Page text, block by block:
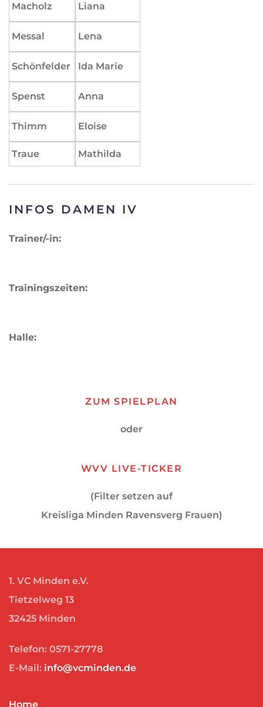
Macholz Liana
Messal Lena
Schönfelder Ida Marie
Spenst Anna
Thimm Eloise
Traue Mathilda
INFOS DAMEN IV
Trainer/-in:
Trainingszeiten:
Halle:
ZUM SPIELPLAN
oder
WVV LIVE-TICKER
(Filter setzen auf
Kreisliga Minden Ravensverg Frauen)
1. VC Minden e.V.
Tietzelweg 13
32425 Minden
Telefon: 0571-27778
E-Mail: info@vcminden.de
Home